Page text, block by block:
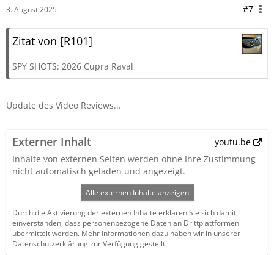
3. August 2025 #7
Zitat von [R101]
SPY SHOTS: 2026 Cupra Raval
Update des Video Reviews...
Externer Inhalt
youtu.be
Inhalte von externen Seiten werden ohne Ihre Zustimmung
nicht automatisch geladen und angezeigt.
Alle externen Inhalte anzeigen
Durch die Aktivierung der externen Inhalte erklären Sie sich damit
einverstanden, dass personenbezogene Daten an Drittplattformen
übermittelt werden. Mehr Informationen dazu haben wir in unserer
Datenschutzerklärung zur Verfügung gestellt.